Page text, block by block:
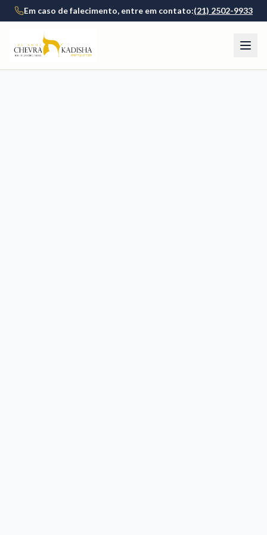
Em caso de falecimento, entre em contato:(21) 2502-9933